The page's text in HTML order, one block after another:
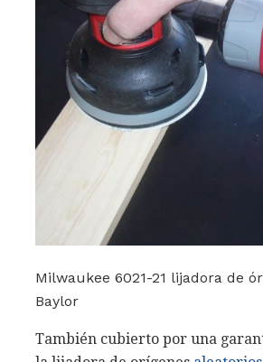
Milwaukee 6021-21 lijadora de
Baylor
También cubierto por una